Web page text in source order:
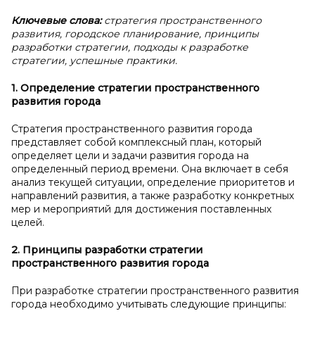
Ключевые слова:стратегия пространственного
развития, городское планирование, принципы
разработки стратегии, подходы к разработке
стратегии, успешные практики.
1. Определение стратегии пространственного
развития города
Стратегия пространственного развития города
представляет собой комплексный план, который
определяет цели и задачи развития города на
определенный период времени. Она включает в себя
анализ текущей ситуации, определение приоритетов и
направлений развития, а также разработку конкретных
мер и мероприятий для достижения поставленных
целей.
2. Принципы разработки стратегии
пространственного развития города
При разработке стратегии пространственного развития
города необходимо учитывать следующие принципы: